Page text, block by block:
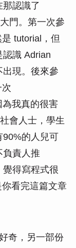
認識了
門。第一次參
tutorial，但
認識 Adrian
現。後來參
我真的很害
會人士，學生
90%的人兒可
負責人推
得寫程式很
看完這篇文章
奇，另一部份